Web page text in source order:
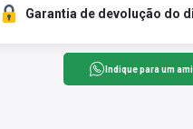
Garantia de devolução do
Indique para um